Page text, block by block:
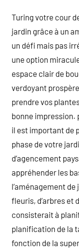
Turing votre cour
jardin grâce à un
un défi mais pas
une option
espace clair de
verdoyant
prendre vos
bonne impression.
il est important de
phase de votre
d’agencement
appréhender les
l’aménagement
fleuris, d’arbres et
consisterait à
planification de la
fonction de la